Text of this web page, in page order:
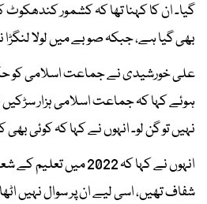
گیا۔ ان کا کہنا تھا کہ کشمور کندھکوٹ
بھی گیا ہے، جبکہ صوبے میں لولا لنگڑا
علی خورشیدی نے جماعت اسلامی کو
ہوئے کہا کہ جماعت اسلامی ہزار سڑکیں
نہیں تو گن لو۔ انہوں نے کہا کہ کوئی
انہوں نے کہا کہ 2022
شفاف تھیں، اسی لیے ان پر سوال نہیں